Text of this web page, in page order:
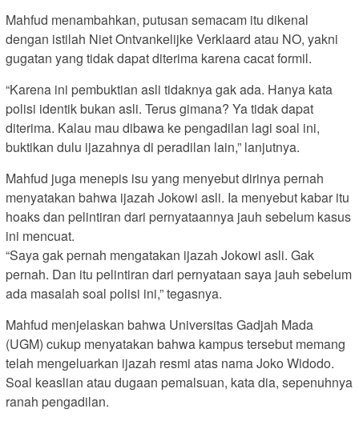
Mahfud menambahkan, putusan semacam itu dikenal
dengan istilah Niet Ontvankelijke Verklaard atau NO, yakni
gugatan yang tidak dapat diterima karena cacat formil.
“Karena ini pembuktian asli tidaknya gak ada. Hanya kata
polisi identik bukan asli. Terus gimana? Ya tidak dapat
diterima. Kalau mau dibawa ke pengadilan lagi soal ini,
buktikan dulu ijazahnya di peradilan lain,” lanjutnya.
Mahfud juga menepis isu yang menyebut dirinya pernah
menyatakan bahwa ijazah Jokowi asli. Ia menyebut kabar itu
hoaks dan pelintiran dari pernyataannya jauh sebelum kasus
ini mencuat.
“Saya gak pernah mengatakan ijazah Jokowi asli. Gak
pernah. Dan itu pelintiran dari pernyataan saya jauh sebelum
ada masalah soal polisi ini,” tegasnya.
Mahfud menjelaskan bahwa Universitas Gadjah Mada
(UGM) cukup menyatakan bahwa kampus tersebut memang
telah mengeluarkan ijazah resmi atas nama Joko Widodo.
Soal keaslian atau dugaan pemalsuan, kata dia, sepenuhnya
ranah pengadilan.